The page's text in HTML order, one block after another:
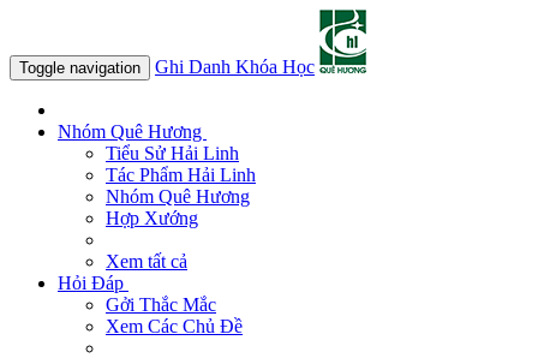
Toggle navigation Ghi Danh Khóa Học
Nhóm Quê Hương
Tiểu Sử Hải Linh
Tác Phẩm Hải Linh
Nhóm Quê Hương
Hợp Xướng
Xem tất cả
Hỏi Đáp
Gởi Thắc Mắc
Xem Các Chủ Đề